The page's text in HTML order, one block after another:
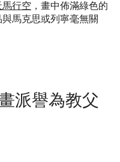
行空 ，畫中佈滿綠色的
馬克思或列寧毫無關
派譽為教父